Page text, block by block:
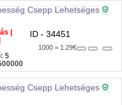
Csepp Lehetséges
|
5
ID - 34451
1000 = 1.29€
Csepp Lehetséges